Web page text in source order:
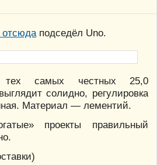
отсюда подседёл Uno.
самых честных 25,0
солидно, регулировка
Материал — лементий.
проекты правильный